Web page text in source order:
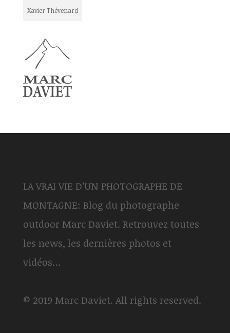
Xavier Thévenard
LA VRAI VIE D’UN PHOTOGRAPHE DE
MONTAGNE: Blog du photographe
outdoor Marc Daviet. Retrouvez toutes
les news, les dernières photos et
vidéos…
© 2019 Marc Daviet. All rights reserved.